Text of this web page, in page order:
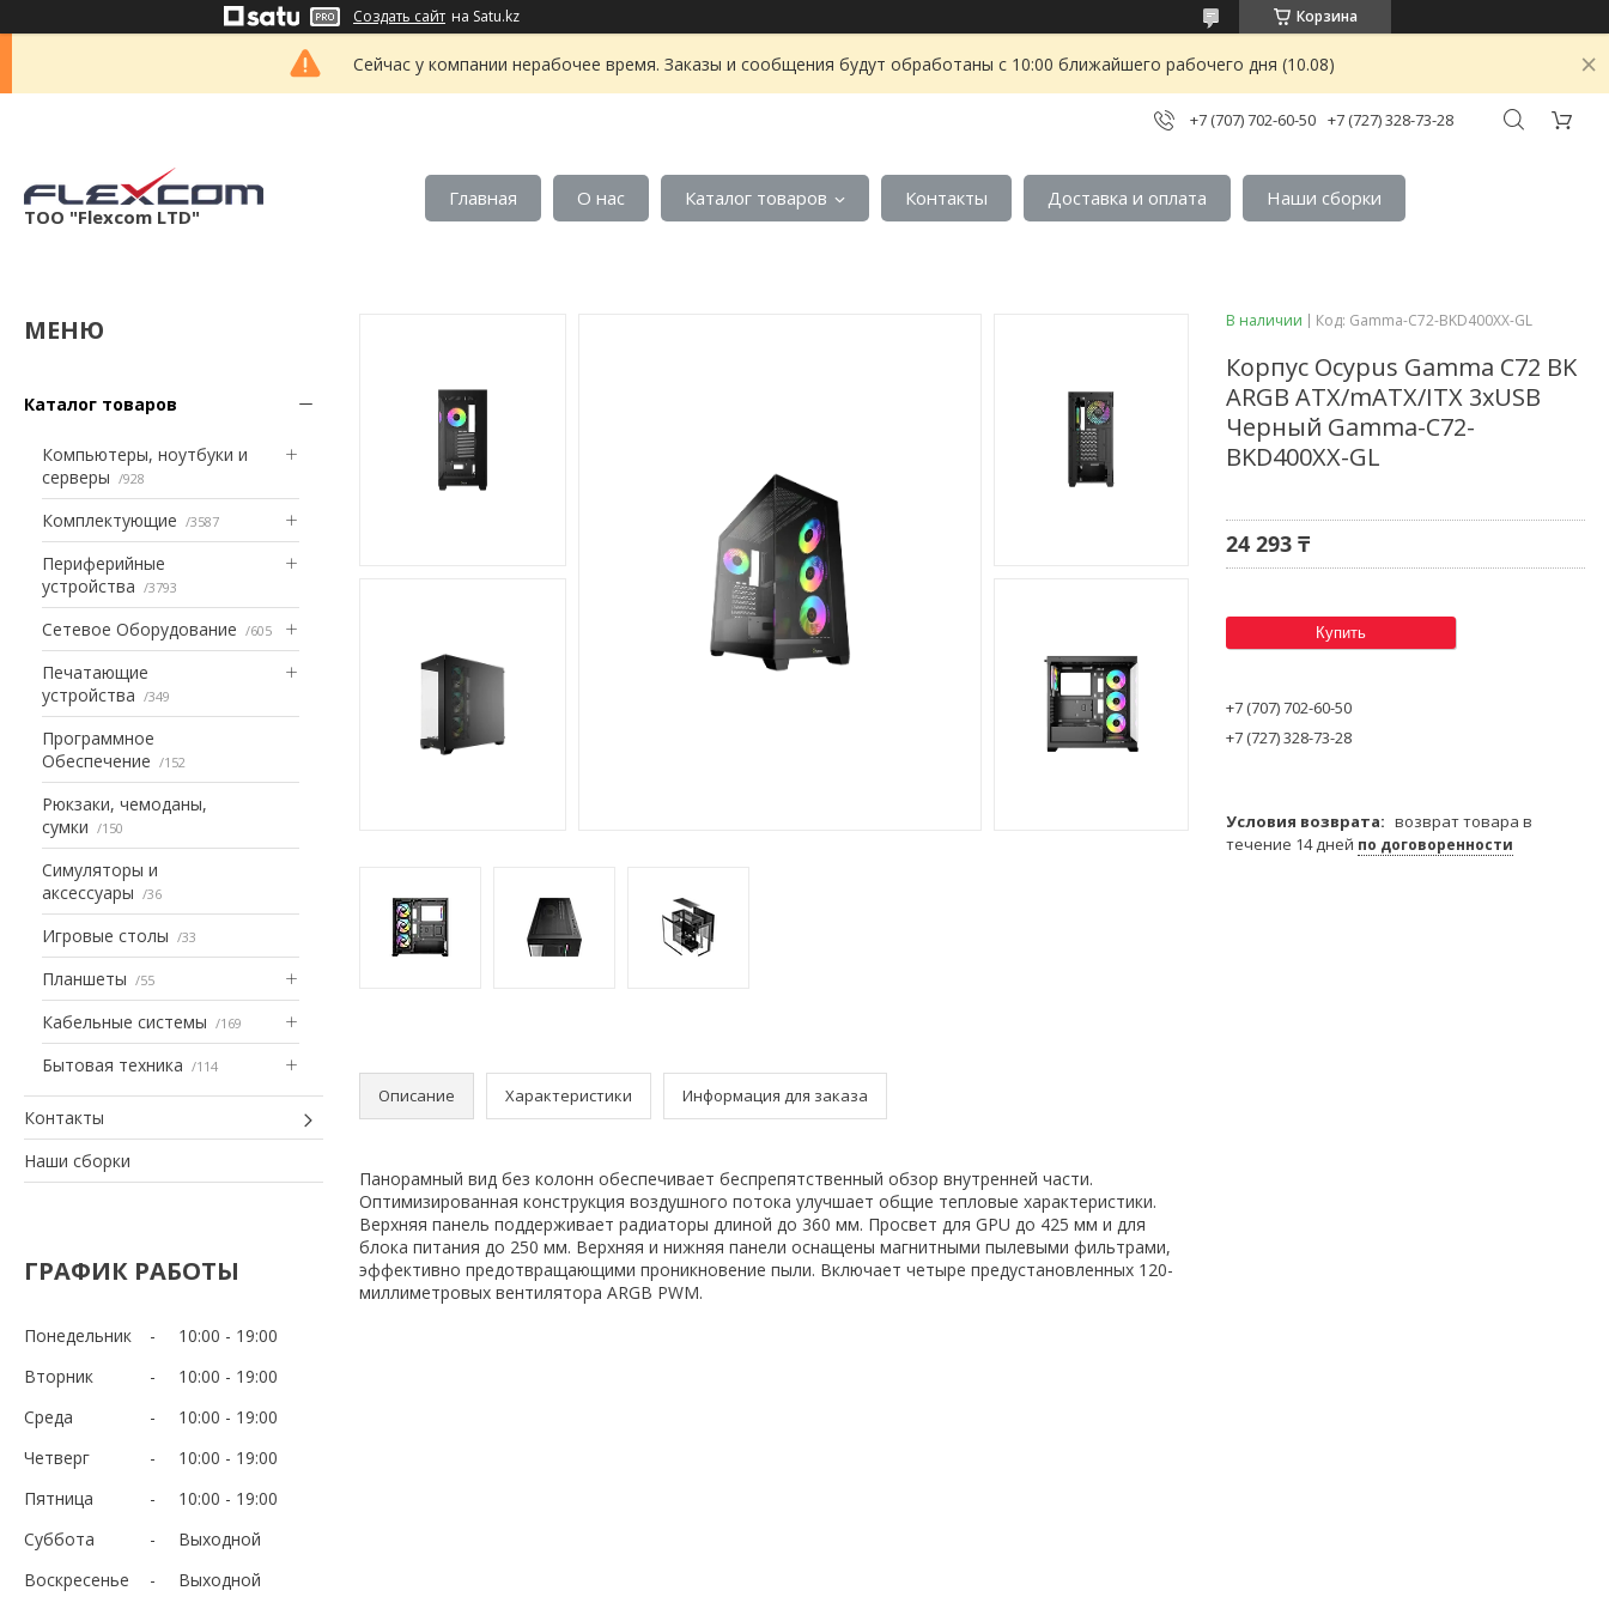
Создать сайт на Satu.kz Корзина
Сейчас у компании нерабочее время. Заказы и сообщения будут обработаны с 10:00 ближайшего рабочего дня (10.08)
+7 (707) 702-60-50 +7 (727) 328-73-28
ТОО "Flexcom LTD"
Главная О нас Каталог товаров Контакты Доставка и оплата Наши сборки
Каталог товаров
Компьютеры, ноутбуки и
серверы
928
Комплектующие 3587
Периферийные
устройства
3793
Сетевое Оборудование 605
Печатающие
устройства
349
Программное
Обеспечение
152
Рюкзаки, чемоданы,
сумки
150
Симуляторы и
аксессуары
36
Игровые столы 33
Планшеты 55
Кабельные системы 169
Бытовая техника 114
Контакты
Наши сборки
ГРАФИК РАБОТЫ
Понедельник 10:00
19:00
Вторник
10:00
19:00
Среда
10:00
19:00
Четверг
10:00
19:00
Пятница
10:00
19:00
Суббота
Выходной
Воскресенье
Выходной
Описание Характеристики Информация для заказа
Панорамный вид без колонн обеспечивает беспрепятственный обзор внутренней части.
Оптимизированная конструкция воздушного потока улучшает общие тепловые характеристики.
Верхняя панель поддерживает радиаторы длиной до 360 мм. Просвет для GPU до 425 мм и для
блока питания до 250 мм. Верхняя и нижняя панели оснащены магнитными пылевыми фильтрами,
эффективно предотвращающими проникновение пыли. Включает четыре предустановленных 120-
миллиметровых вентилятора ARGB PWM.
В наличии Код: Gamma-C72-BKD400XX-GL
Корпус Ocypus Gamma C72 BK
ARGB ATX/mATX/ITX 3xUSB
Черный Gamma-C72-
BKD400XX-GL
24 293 ₸
Купить
+7 (707) 702-60-50
+7 (727) 328-73-28
возврат товара в
течение 14 дней по договоренности